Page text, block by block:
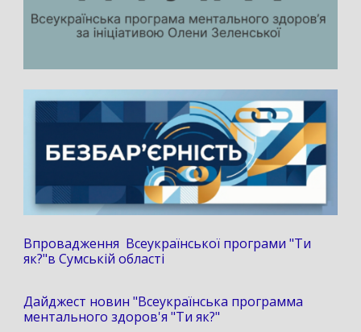
Впровадження Всеукраїнської програми "Ти
як?"в Сумській області
Дайджест новин "Всеукраїнська программа
ментального здоров'я "Ти як?"